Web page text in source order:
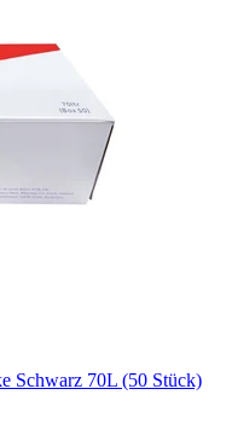
Schwarz 70L (50 Stück)